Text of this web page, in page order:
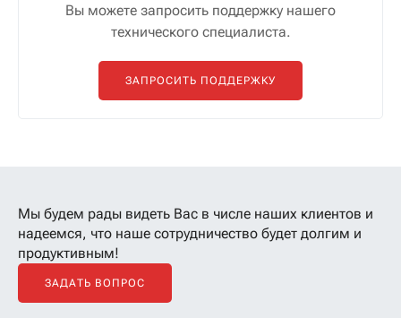
Вы можете запросить поддержку нашего
технического специалиста.
ЗАПРОСИТЬ ПОДДЕРЖКУ
Мы будем рады видеть Вас в числе наших клиентов и
надеемся, что наше сотрудничество будет долгим и
продуктивным!
ЗАДАТЬ ВОПРОС